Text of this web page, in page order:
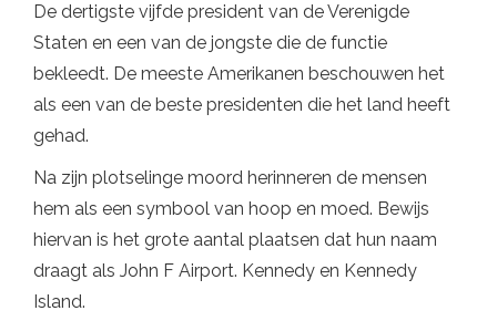
De dertigste vijfde president van de Verenigde
Staten en een van de jongste die de functie
bekleedt. De meeste Amerikanen beschouwen het
als een van de beste presidenten die het land heeft
gehad.
Na zijn plotselinge moord herinneren de mensen
hem als een symbool van hoop en moed. Bewijs
hiervan is het grote aantal plaatsen dat hun naam
draagt ​​als John F Airport. Kennedy en Kennedy
Island.